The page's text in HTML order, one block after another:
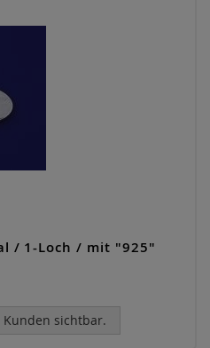
/ 1-Loch / mit "925"
sichtbar.